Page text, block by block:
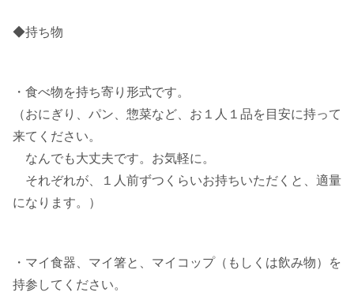
◆持ち物
・食べ物を持ち寄り形式です。
（おにぎり、パン、惣菜など、お１人１品を目安に持って
来てください。
なんでも大丈夫です。お気軽に。
それぞれが、１人前ずつくらいお持ちいただくと、適量
になります。）
・マイ食器、マイ箸と、マイコップ（もしくは飲み物）を
持参してください。